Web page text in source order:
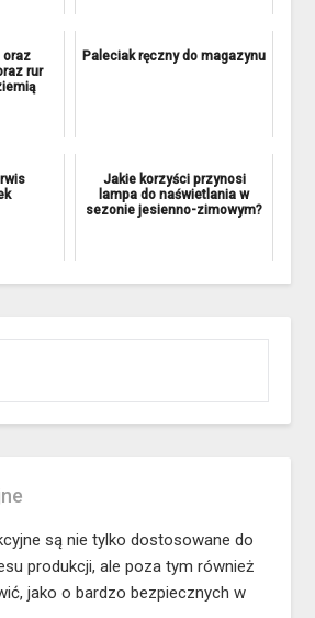
oraz
rur
Paleciak ręczny do magazynu
Jakie korzyści przynosi
lampa do naświetlania w
sezonie jesienno-zimowym?
są nie tylko dostosowane do
produkcji, ale poza tym również
jako o bardzo bezpiecznych w